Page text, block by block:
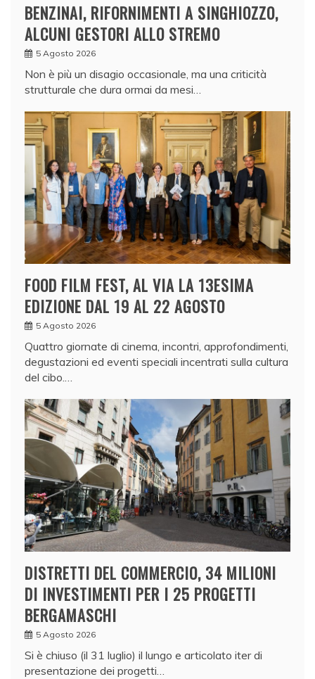
BENZINAI, RIFORNIMENTI A SINGHIOZZO,
ALCUNI GESTORI ALLO STREMO
5 Agosto 2026
Non è più un disagio occasionale, ma una criticità
strutturale che dura ormai da mesi…
FOOD FILM FEST, AL VIA LA 13ESIMA
EDIZIONE DAL 19 AL 22 AGOSTO
5 Agosto 2026
Quattro giornate di cinema, incontri, approfondimenti,
degustazioni ed eventi speciali incentrati sulla cultura
del cibo.…
DISTRETTI DEL COMMERCIO, 34 MILIONI
DI INVESTIMENTI PER I 25 PROGETTI
BERGAMASCHI
5 Agosto 2026
Si è chiuso (il 31 luglio) il lungo e articolato iter di
presentazione dei progetti…